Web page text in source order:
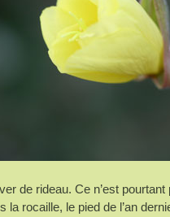
de rideau. Ce n’est
la rocaille, le pied de l’an